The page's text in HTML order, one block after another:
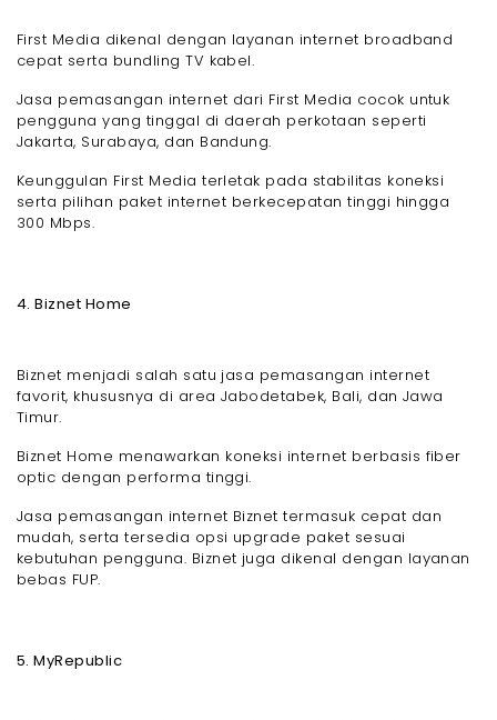
First Media dikenal dengan layanan internet broadband
cepat serta bundling TV kabel.
Jasa pemasangan internet dari First Media cocok untuk
pengguna yang tinggal di daerah perkotaan seperti
Jakarta, Surabaya, dan Bandung.
Keunggulan First Media terletak pada stabilitas koneksi
serta pilihan paket internet berkecepatan tinggi hingga
300 Mbps.
4. Biznet Home
Biznet menjadi salah satu jasa pemasangan internet
favorit, khususnya di area Jabodetabek, Bali, dan Jawa
Timur.
Biznet Home menawarkan koneksi internet berbasis fiber
optic dengan performa tinggi.
Jasa pemasangan internet Biznet termasuk cepat dan
mudah, serta tersedia opsi upgrade paket sesuai
kebutuhan pengguna. Biznet juga dikenal dengan layanan
bebas FUP.
5. MyRepublic